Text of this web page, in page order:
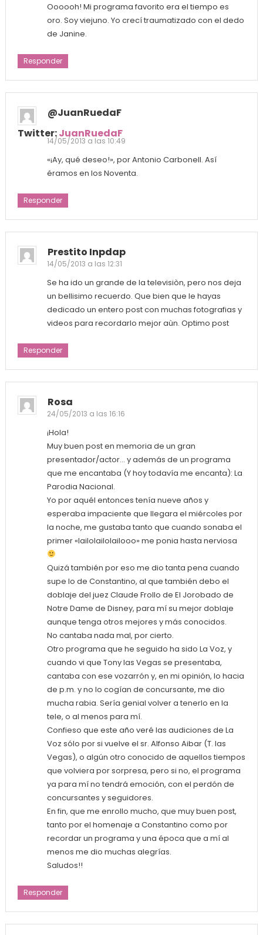
Oooooh! Mi programa favorito era el tiempo es
oro. Soy viejuno. Yo crecí traumatizado con el dedo
de Janine.
Responder
@JuanRuedaF
Twitter:JuanRuedaF
14/05/2013 a las 10:49
«¡Ay, qué deseo!», por Antonio Carbonell. Así
éramos en los Noventa.
Responder
Prestito Inpdap
14/05/2013 a las 12:31
Se ha ido un grande de la televisiòn, pero nos deja
un bellisimo recuerdo. Que bien que le hayas
dedicado un entero post con muchas fotografias y
videos para recordarlo mejor aùn. Optimo post
Responder
Rosa
24/05/2013 a las 16:16
¡Hola!
Muy buen post en memoria de un gran
presentador/actor… y además de un programa
que me encantaba (Y hoy todavía me encanta): La
Parodia Nacional.
Yo por aquél entonces tenía nueve años y
esperaba impaciente que llegara el miércoles por
la noche, me gustaba tanto que cuando sonaba el
primer «lailolailolailooo» me ponia hasta nerviosa
Quizá también por eso me dio tanta pena cuando
supe lo de Constantino, al que también debo el
doblaje del juez Claude Frollo de El Jorobado de
Notre Dame de Disney, para mí su mejor doblaje
aunque tenga otros mejores y más conocidos.
No cantaba nada mal, por cierto.
Otro programa que he seguido ha sido La Voz, y
cuando vi que Tony las Vegas se presentaba,
cantaba con ese vozarrón y, en mi opinión, lo hacia
de p.m. y no lo cogían de concursante, me dio
mucha rabia. Sería genial volver a tenerlo en la
tele, o al menos para mí.
Confieso que este año veré las audiciones de La
Voz sólo por si vuelve el sr. Alfonso Aibar (T. las
Vegas), o algún otro conocido de aquellos tiempos
que volviera por sorpresa, pero si no, el programa
ya para mí no tendrá emoción, con el perdón de
concursantes y seguidores.
En fin, que me enrollo mucho, que muy buen post,
tanto por el homenaje a Constantino como por
recordar un programa y una época que a mí al
menos me dio muchas alegrías.
Saludos!!
Responder